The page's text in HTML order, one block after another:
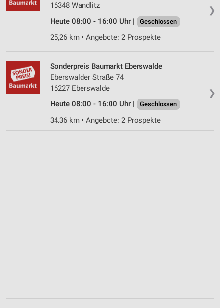
❯
16348 Wandlitz
Heute 08:00 - 16:00 Uhr |
Geschlossen
25,26 km • Angebote: 2 Prospekte
❯
Sonderpreis Baumarkt Eberswalde
Eberswalder Straße 74
16227 Eberswalde
Heute 08:00 - 16:00 Uhr |
Geschlossen
34,36 km • Angebote: 2 Prospekte